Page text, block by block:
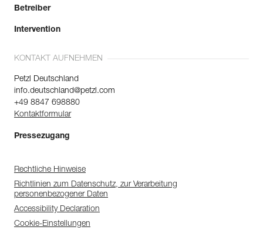
Betreiber
Intervention
KONTAKT AUFNEHMEN
Petzl Deutschland
info.deutschland@petzl.com
+49 8847 698880
Kontaktformular
Pressezugang
Rechtliche Hinweise
Richtlinien zum Datenschutz, zur Verarbeitung
personenbezogener Daten
Accessibility Declaration
Cookie-Einstellungen